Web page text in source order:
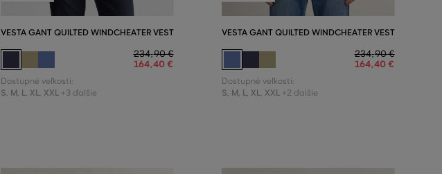
VESTA GANT QUILTED WINDCHEATER VEST
234,90 €
164,40 €
Dostupné veľkosti:
S, M, L, XL, XXL +3 ďalšie
VESTA GANT QUILTED WINDCHEATER VEST
234,90 €
164,40 €
Dostupné veľkosti:
S, M, L, XL, XXL +2 ďalšie